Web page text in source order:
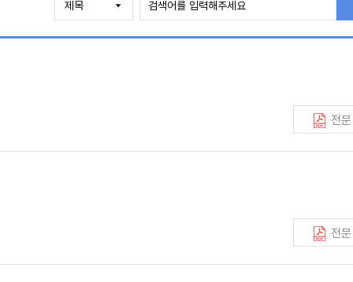
전문
전문